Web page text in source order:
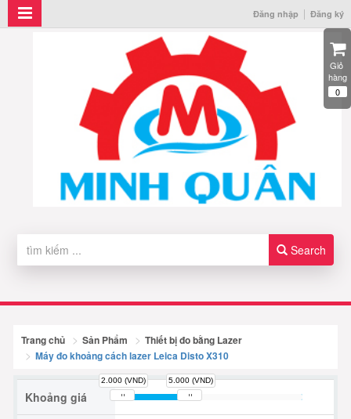
Đăng nhập Đăng ký
Search
Trang chủ Sản Phẩm
Thiết bị đo bằng Lazer
Máy đo khoảng cách lazer Leica Disto X310
Khoảng giá
2.000 (VND) 5.000 (VND)
Giỏ
hàng
0